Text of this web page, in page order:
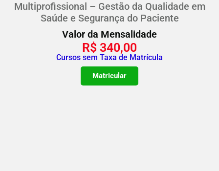
Multiprofissional – Gestão da Qualidade em
Saúde e Segurança do Paciente
Valor da Mensalidade
R$ 340,00
Cursos sem Taxa de Matrícula
Matricular